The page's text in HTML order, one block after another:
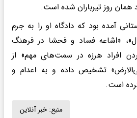
روز تیرباران شده است.
آمده بود که دادگاه او را به جرم
«اشاعه فساد و فحشا در فرهنگ
افراد هرزه در سمت‌های مهم» از
تشخیص داده و به اعدام و
است.
منبع: خبر آنلاین